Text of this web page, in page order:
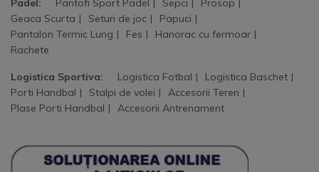
Padel: Pantofi Sport Padel Sepci
Prosop
Geaca Scurta
Seturi de joc
Papuci
Pantalon Termic Lung
Fes
Hanorac cu fermoar
Rachete
Logistica Sportiva: Logistica Fotbal
Logistica Baschet
Porti Handbal
Stalpi de volei
Accesorii Teren
Plase Porti Handbal
Accesorii Antrenament